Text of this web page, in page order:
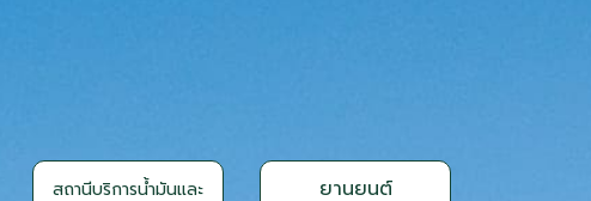
สถานีบริการน้ำมันและ
ยานยนต์